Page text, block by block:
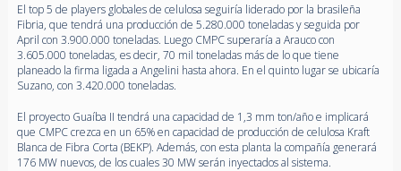
El top 5 de players globales de celulosa seguiría liderado por la brasileña
Fibria, que tendrá una producción de 5.280.000 toneladas y seguida por
April con 3.900.000 toneladas. Luego CMPC superaría a Arauco con
3.605.000 toneladas, es decir, 70 mil toneladas más de lo que tiene
planeado la firma ligada a Angelini hasta ahora. En el quinto lugar se ubicaría
Suzano, con 3.420.000 toneladas.
El proyecto Guaíba II tendrá una capacidad de 1,3 mm ton/año e implicará
que CMPC crezca en un 65% en capacidad de producción de celulosa Kraft
Blanca de Fibra Corta (BEKP). Además, con esta planta la compañía generará
176 MW nuevos, de los cuales 30 MW serán inyectados al sistema.